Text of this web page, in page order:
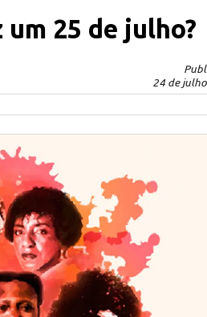
25 de julho?
24 de